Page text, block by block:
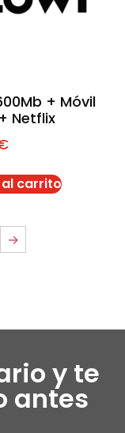
+ Móvil
Netflix
carrito
→
y te
antes